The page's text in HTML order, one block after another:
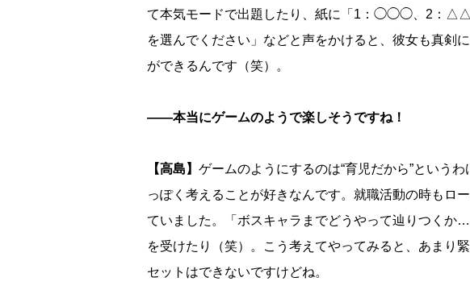
て本気モードで出題したり、紙に「1：◯◯◯、2：
を選んでください」などと声をかけると、彼女も真剣
ができるんです（笑）。
――本当にゲームのようで楽しそうですね！
【高島】 ゲームのようにするのは“育児だから”という
っぽく考えることが好きなんです。就職活動の時もロ
ていました。「ボスキャラまでどうやって辿りつくか
を受けたり（笑）。こう考えてやってみると、あまり
セットはできないですけどね。